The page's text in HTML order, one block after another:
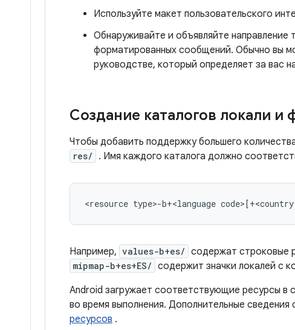
Используйте макет пользовательского
Обнаруживайте и объявляйте
форматированных сообщений. Обычно вы
руководстве, который определяет за вас
Создание каталогов локали и
Чтобы добавить поддержку большего
res/ . Имя каждого каталога должно
Например, values-b+es/ содержат строковые
mipmap-b+es+ES/ содержит значки локалей с
Android загружает соответствующие ресурсы в
во время выполнения. Дополнительные сведения
ресурсов .